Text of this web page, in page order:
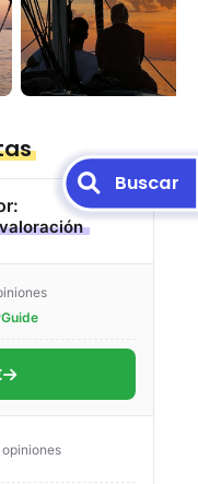
opiniones
Buscar